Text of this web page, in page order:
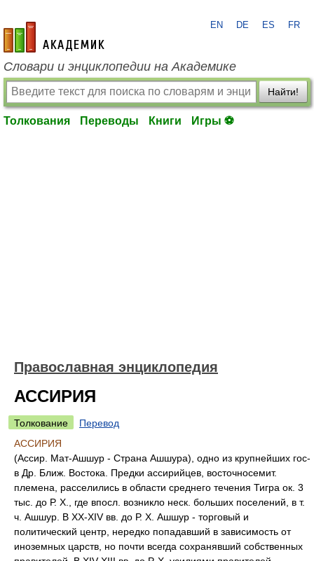
academic.ru
EN DE ES FR
Словари и энциклопедии на Академике
Найти!
Толкования Переводы Книги Игры ⚽
Православная энциклопедия
АССИРИЯ
Толкование
Перевод
АССИРИЯ
(Ассир. Мат-Ашшур - Страна Ашшура), одно из крупнейших гос-
в Др. Ближ. Востока. Предки ассирийцев, восточносемит.
племена, расселились в области среднего течения Тигра ок. 3
тыс. до Р. Х., где впосл. возникло неск. больших поселений, в т.
ч. Ашшур. В XX-XIV вв. до Р. Х. Ашшур - торговый и
политический центр, нередко попадавший в зависимость от
иноземных царств, но почти всегда сохранявший собственных